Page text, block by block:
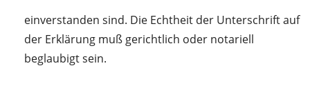
einverstanden sind. Die Echtheit der Unterschrift auf
der Erklärung muß gerichtlich oder notariell
beglaubigt sein.